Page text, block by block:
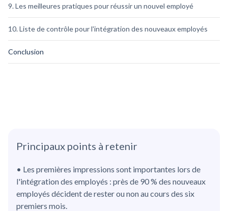
9. Les meilleures pratiques pour réussir un nouvel employé
10. Liste de contrôle pour l'intégration des nouveaux employés
Conclusion
Principaux points à retenir
• Les premières impressions sont importantes lors de
l'intégration des employés : près de 90 % des nouveaux
employés décident de rester ou non au cours des six
premiers mois.